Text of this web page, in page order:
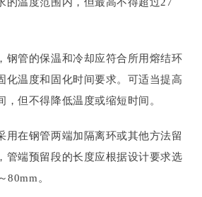
钢管的保温和冷却应符合所用熔结环
化温度和固化时间要求。可适当提高
，但不得降低温度或缩短时间。
用在钢管两端加隔离环或其他方法留
管端预留段的长度应根据设计要求选
80mm。